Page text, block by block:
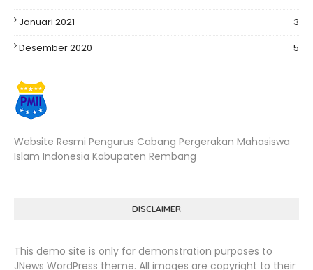
Januari 2021
3
Desember 2020
5
Website Resmi Pengurus Cabang Pergerakan Mahasiswa
Islam Indonesia Kabupaten Rembang
DISCLAIMER
This demo site is only for demonstration purposes to
JNews WordPress theme. All images are copyright to their